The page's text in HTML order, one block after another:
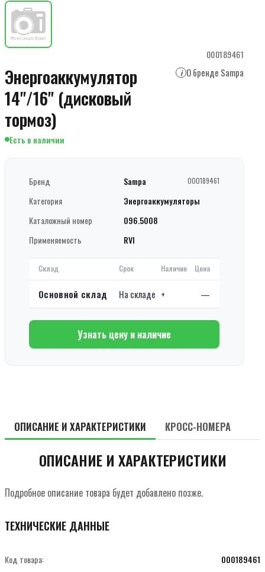
000189461
Энергоаккумулятор
14"/16" (дисковый
тормоз)
i О бренде Sampa
Есть в наличии
Бренд Sampa 000189461
Категория
Энергоаккумуляторы
Каталожный номер
096.5008
Применяемость
RVI
Склад Срок Наличие Цена
Основной склад На складе + —
Узнать цену и наличие
ОПИСАНИЕ И ХАРАКТЕРИСТИКИ КРОСС-НОМЕРА
ОПИСАНИЕ И ХАРАКТЕРИСТИКИ
Подробное описание товара будет добавлено позже.
ТЕХНИЧЕСКИЕ ДАННЫЕ
Код товара: 000189461